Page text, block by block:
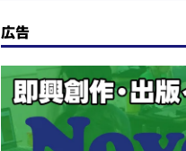
広告